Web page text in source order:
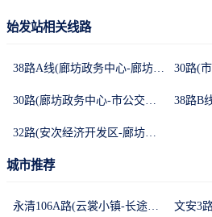
始发站相关线路
城市推荐
文安3